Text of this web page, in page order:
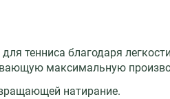
тенниса благодаря
максимальную
натирание.